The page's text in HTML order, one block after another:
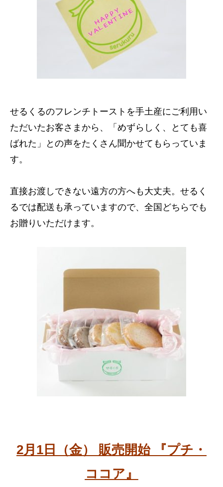
せるくるのフレンチトーストを手土産にご利用い
ただいたお客さまから、「めずらしく、とても喜
ばれた」との声をたくさん聞かせてもらっていま
す。
直接お渡しできない遠方の方へも大丈夫。せるく
るでは配送も承っていますので、全国どちらでも
お贈りいただけます。
2月1日（金） 販売開始 『プチ・
ココア』